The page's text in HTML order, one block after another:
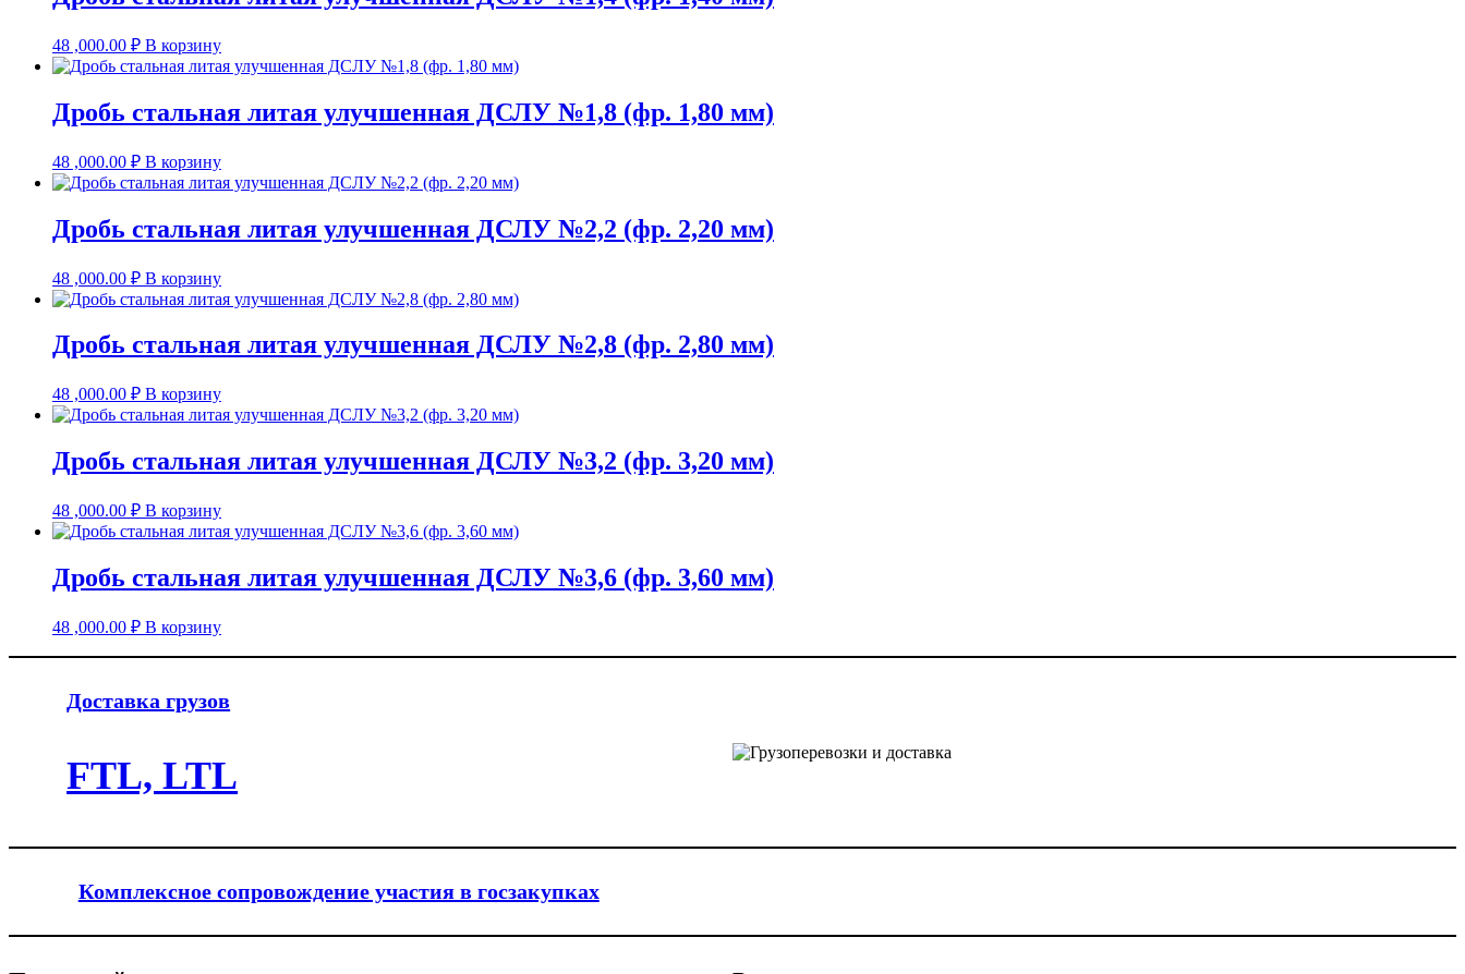
48 ,000.00 ₽ В корзину
Дробь стальная литая улучшенная ДСЛУ №1,8 (фр. 1,80 мм)
48 ,000.00 ₽ В корзину
Дробь стальная литая улучшенная ДСЛУ №2,2 (фр. 2,20 мм)
48 ,000.00 ₽ В корзину
Дробь стальная литая улучшенная ДСЛУ №2,8 (фр. 2,80 мм)
48 ,000.00 ₽ В корзину
Дробь стальная литая улучшенная ДСЛУ №3,2 (фр. 3,20 мм)
48 ,000.00 ₽ В корзину
Дробь стальная литая улучшенная ДСЛУ №3,6 (фр. 3,60 мм)
48 ,000.00 ₽ В корзину
Доставка грузов
FTL, LTL
Комплексное сопровождение участия в госзакупках